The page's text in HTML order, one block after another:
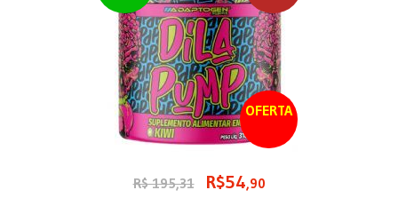
OFERTA
R$ 195,31 R$54,90